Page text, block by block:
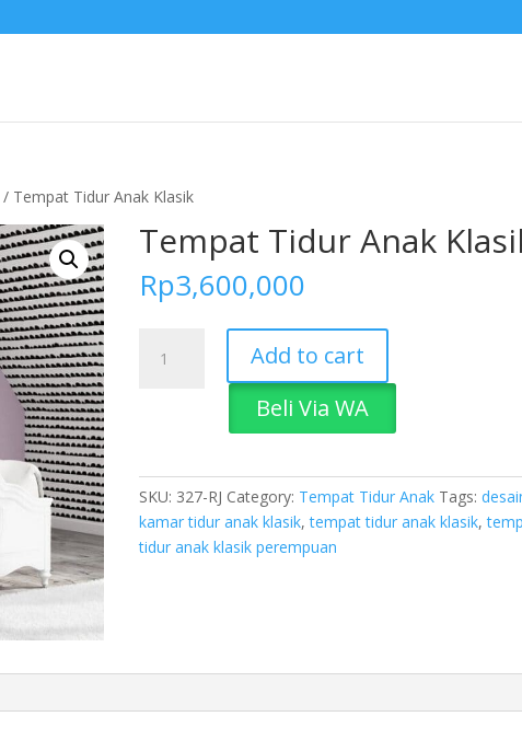
/ Tempat Tidur Anak Klasik
Tempat Tidur Anak
Rp3,600,000
Tidur
Add to cart
Beli Via WA
SKU: 327-RJ Category: Tempat Tidur Anak Tags:
kamar tidur anak klasik,tempat tidur anak klasik,
tidur anak klasik perempuan